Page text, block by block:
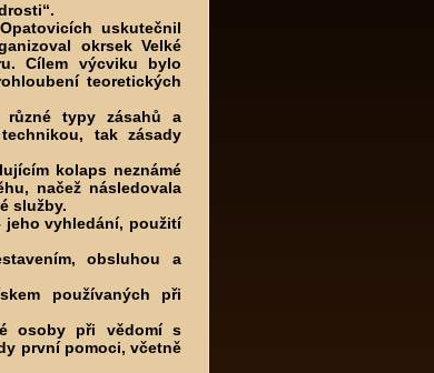
uskutečnil
okrsek Velké
Cílem výcviku bylo
teoretických
různé typy zásahů a
tak zásady
kolaps neznámé
načež následovala
služby.
jeho vyhledání, použití
obsluhou a
používaných při
osoby při vědomí s
první pomoci, včetně